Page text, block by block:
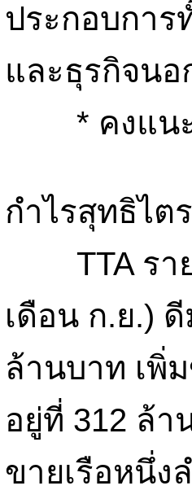
ประกอบการ
และธุรกิจนอ
* คงแนะน
กำไรสุทธิไต
TTA ราย
เดือน ก.ย.)
ล้านบาท เพิ่
อยู่ที่ 312 ล้า
ขายเรือหนึ่ง